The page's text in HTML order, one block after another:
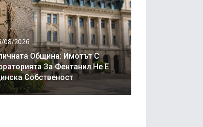
08/2026
Община: Имотът С
За Фентанил Не Е
Собственост